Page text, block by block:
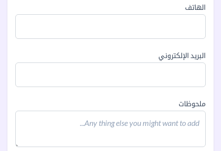
الهاتف
البريد الإلكتروني
ملحوظات